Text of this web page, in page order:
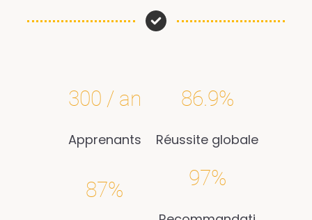
300 / an
Apprenants
86.9%
Réussite globale
87% 97%